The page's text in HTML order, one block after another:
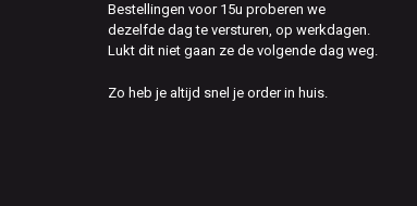
Bestellingen voor 15u proberen we
dezelfde dag te versturen, op werkdagen.
Lukt dit niet gaan ze de volgende dag weg.
Zo heb je altijd snel je order in huis.